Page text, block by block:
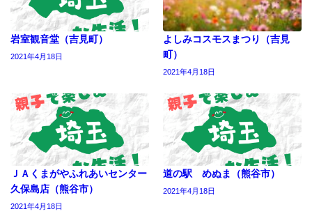
岩室観音堂（吉見町）
2021年4月18日
よしみコスモスまつり（吉見
町）
2021年4月18日
ＪＡくまがやふれあいセンター
久保島店（熊谷市）
2021年4月18日
道の駅 めぬま（熊谷市）
2021年4月18日